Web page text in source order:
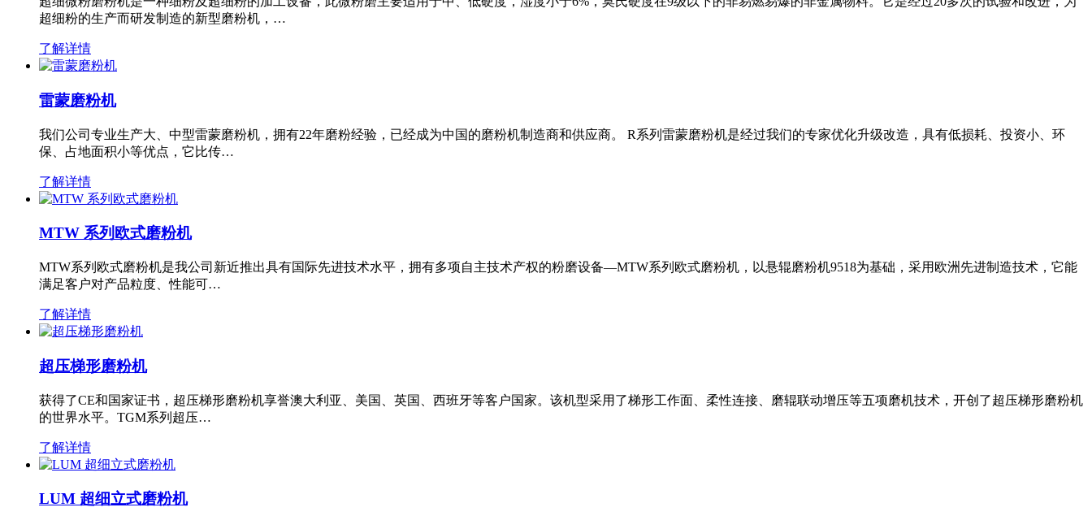
超细粉的生产而研发制造的新型磨粉机，…
了解详情
雷蒙磨粉机
我们公司专业生产大、中型雷蒙磨粉机，拥有22年磨粉经验，已经成为中国的磨粉机制造商和供应商。 R系列雷蒙磨粉机是经过我们的专家优化升级改造，具有低损耗、投资小、环
保、占地面积小等优点，它比传…
了解详情
MTW 系列欧式磨粉机
MTW系列欧式磨粉机是我公司新近推出具有国际先进技术水平，拥有多项自主技术产权的粉磨设备—MTW系列欧式磨粉机，以悬辊磨粉机9518为基础，采用欧洲先进制造技术，它能
满足客户对产品粒度、性能可…
了解详情
超压梯形磨粉机
获得了CE和国家证书，超压梯形磨粉机享誉澳大利亚、美国、英国、西班牙等客户国家。该机型采用了梯形工作面、柔性连接、磨辊联动增压等五项磨机技术，开创了超压梯形磨粉机
的世界水平。TGM系列超压…
了解详情
LUM 超细立式磨粉机